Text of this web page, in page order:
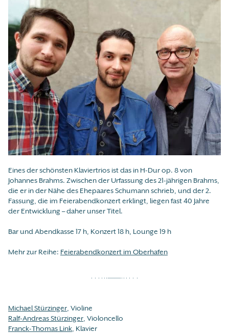
Eines der schönsten Klaviertrios ist das in H-Dur op. 8 von
Johannes Brahms. Zwischen der Urfassung des 21-jährigen Brahms,
die er in der Nähe des Ehepaares Schumann schrieb, und der 2.
Fassung, die im Feierabendkonzert erklingt, liegen fast 40 Jahre
der Entwicklung – daher unser Titel.
Bar und Abendkasse 17 h, Konzert 18 h, Lounge 19 h
Mehr zur Reihe: Feierabendkonzert im Oberhafen
Michael Stürzinger, Violine
Ralf-Andreas Stürzinger, Violoncello
Franck-Thomas Link, Klavier